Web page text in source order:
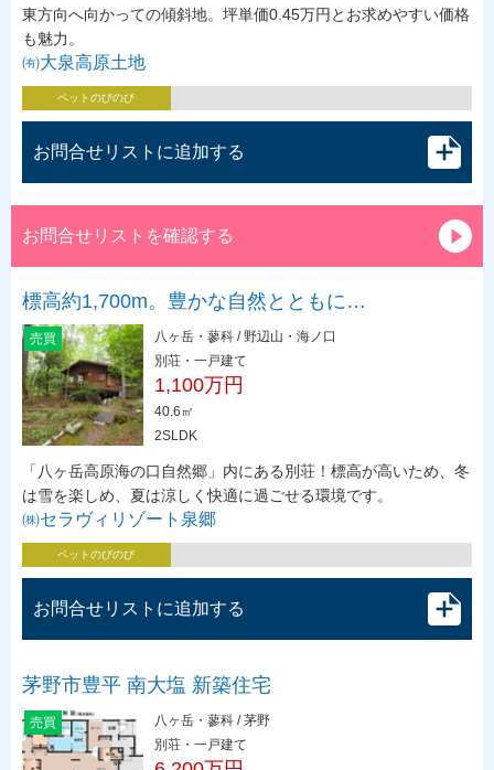
東方向へ向かっての傾斜地。坪単価0.45万円とお求めやすい価格
も魅力。
㈲大泉高原土地
ペットのびのび
お問合せリストに追加する
お問合せリストを確認する
標高約1,700m。豊かな自然とともに…
売買
八ヶ岳・蓼科 / 野辺山・海ノ口
別荘・一戸建て
1,100万円
40.6㎡
2SLDK
「八ヶ岳高原海の口自然郷」内にある別荘！標高が高いため、冬
は雪を楽しめ、夏は涼しく快適に過ごせる環境です。
㈱セラヴィリゾート泉郷
ペットのびのび
お問合せリストに追加する
茅野市豊平 南大塩 新築住宅
売買
八ヶ岳・蓼科 / 茅野
別荘・一戸建て